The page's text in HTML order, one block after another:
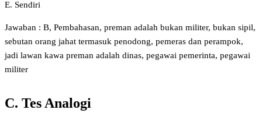
E. Sendiri
Jawaban : B, Pembahasan, preman adalah bukan militer, bukan sipil,
sebutan orang jahat termasuk penodong, pemeras dan perampok,
jadi lawan kawa preman adalah dinas, pegawai pemerinta, pegawai
militer
C. Tes Analogi